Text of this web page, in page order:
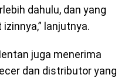
dahulu, dan yang
lanjutnya.
juga menerima
dan distributor yang